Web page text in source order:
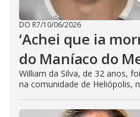
DO R7/10/06/2026
‘Achei que ia
do Maníaco do
William da Silva, de 32 anos,
na comunidade de Heliópolis,